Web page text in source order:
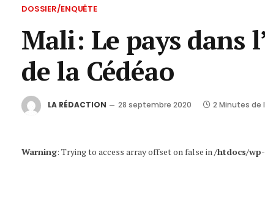
DOSSIER/ENQUÊTE
Mali: Le pays dans
de la Cédéao
LA RÉDACTION 28 septembre 2020 2 Minutes de
Warning: Trying to access array offset on false in/htdocs/